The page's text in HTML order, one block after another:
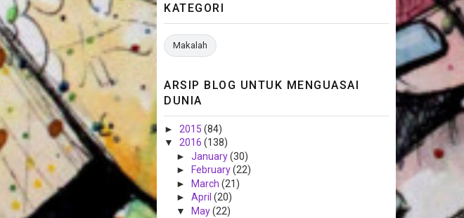
KATEGORI
Makalah
ARSIP BLOG UNTUK MENGUASAI
DUNIA
► 2015 (84)
▼ 2016 (138)
► January(30)
►
February(22)
►
March (21)
► April (20)
▼
May(22)